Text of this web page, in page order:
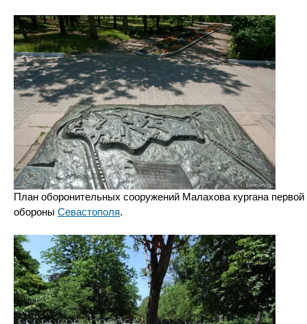
План оборонительных сооружений Малахова кургана первой
обороны Севастополя.